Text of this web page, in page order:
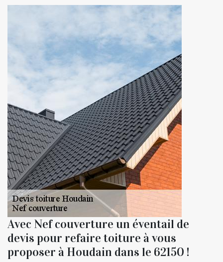
Avec Nef couverture un éventail de
devis pour refaire toiture à vous
proposer à Houdain dans le 62150 !